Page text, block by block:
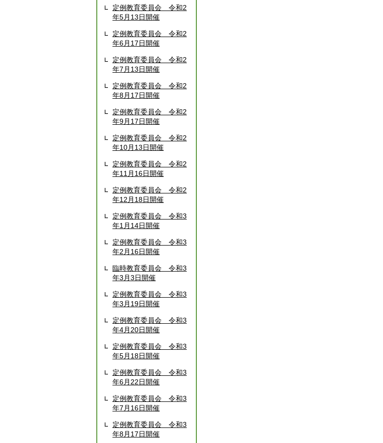
定例教育委員会 令和2
年5月13日開催
定例教育委員会 令和2
年6月17日開催
定例教育委員会 令和2
年7月13日開催
定例教育委員会 令和2
年8月17日開催
定例教育委員会 令和2
年9月17日開催
定例教育委員会 令和2
年10月13日開催
定例教育委員会 令和2
年11月16日開催
定例教育委員会 令和2
年12月18日開催
定例教育委員会 令和3
年1月14日開催
定例教育委員会 令和3
年2月16日開催
臨時教育委員会 令和3
年3月3日開催
定例教育委員会 令和3
年3月19日開催
定例教育委員会 令和3
年4月20日開催
定例教育委員会 令和3
年5月18日開催
定例教育委員会 令和3
年6月22日開催
定例教育委員会 令和3
年7月16日開催
定例教育委員会 令和3
年8月17日開催